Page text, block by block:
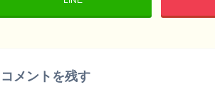
コメントを残す